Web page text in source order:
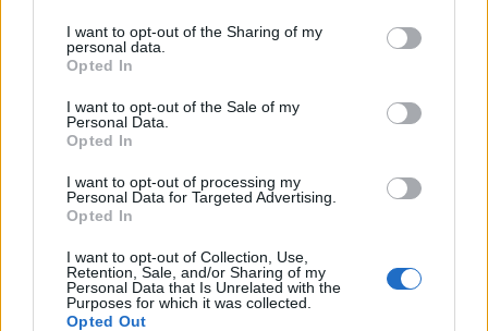
I want to opt-out of the Sharing of my
personal data.
Opted In
I want to opt-out of the Sale of my
Personal Data.
Opted In
I want to opt-out of processing my
Personal Data for Targeted Advertising.
Opted In
I want to opt-out of Collection, Use,
Retention, Sale, and/or Sharing of my
Personal Data that Is Unrelated with the
Purposes for which it was collected.
Opted Out